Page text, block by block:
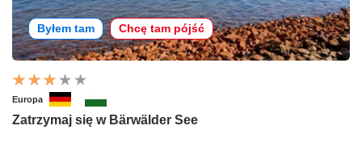
Byłem tam Chcę tam pójść
Europa
Zatrzymaj się w Bärwälder See